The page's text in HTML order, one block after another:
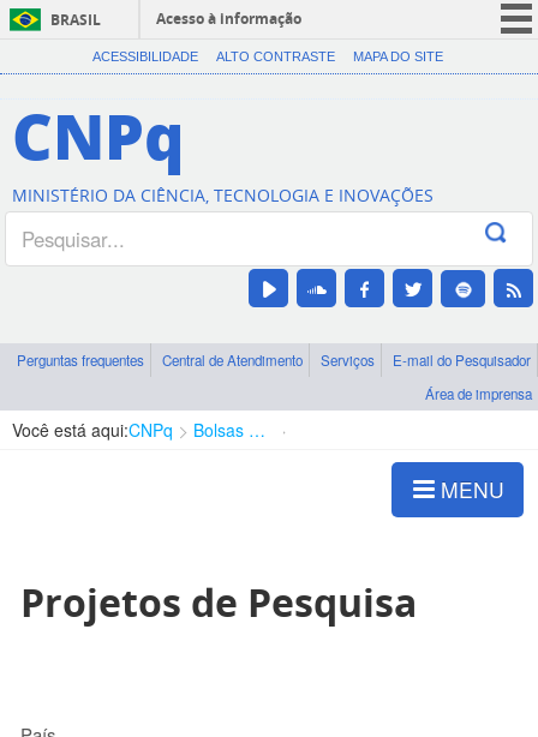
BRASIL
Acesso à informação
CORONAVÍRUS (COVID-19)
Canais
ACESSIBILIDADE ALTO CONTRASTE MAPA DO SITE
CNPq
MINISTÉRIO DA CIÊNCIA, TECNOLOGIA E INOVAÇÕES
Perguntas frequentes Central de Atendimento Serviços
E-mail do Pesquisador
Área de imprensa
Você está aqui:CNPq Bolsas e Auxílios Vigentes
MENU
Projetos de Pesquisa